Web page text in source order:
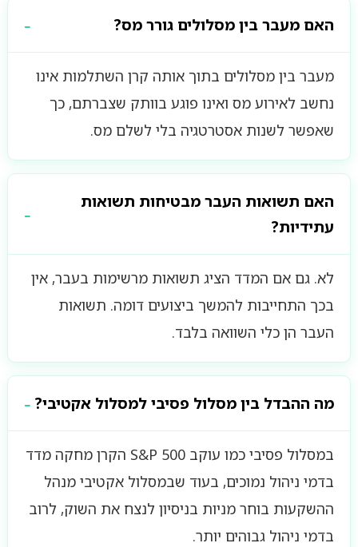
האם מעבר בין מסלולים גורר מס?
מעבר בין מסלולים בתוך אותה קרן השתלמות אינו
נחשב לאירוע מס ואינו פוגע בוותק שצברתם, כך
שאפשר לשנות אסטרטגיה בלי לשלם מס.
האם תשואות העבר מבטיחות תשואות
עתידיות?
לא. גם אם המדד הציג תשואות מרשימות בעבר, אין
בכך התחייבות להמשך ביצועים דומה. תשואות
העבר הן כלי השוואה בלבד.
מה ההבדל בין מסלול פסיבי למסלול אקטיבי?
במסלול פסיבי כמו עוקב S&P 500 הקרן מחקה מדד
בדמי ניהול נמוכים, בעוד שבמסלול אקטיבי מנהל
ההשקעות בוחר מניות בניסיון לנצח את השוק, לרוב
בדמי ניהול גבוהים יותר.